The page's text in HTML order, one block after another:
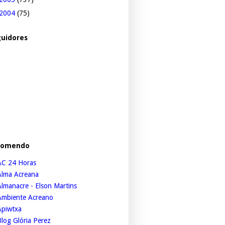
2004 (75)
24 Horas
Acreana
- Elson Martins
Acreano
Glória Perez